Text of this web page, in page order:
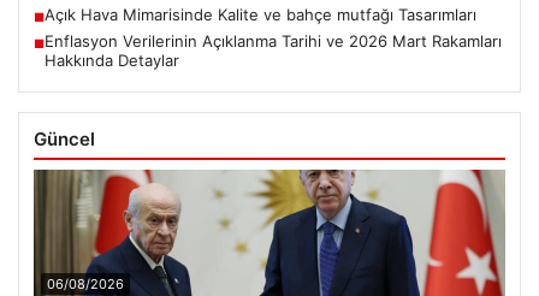
■Açık Hava Mimarisinde Kalite ve bahçe mutfağı Tasarımları
■Enflasyon Verilerinin Açıklanma Tarihi ve 2026 Mart Rakamları
Hakkında Detaylar
Güncel
06/08/2026